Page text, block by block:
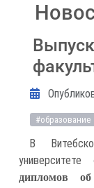
Информация
#образование
В
университете
дипломов